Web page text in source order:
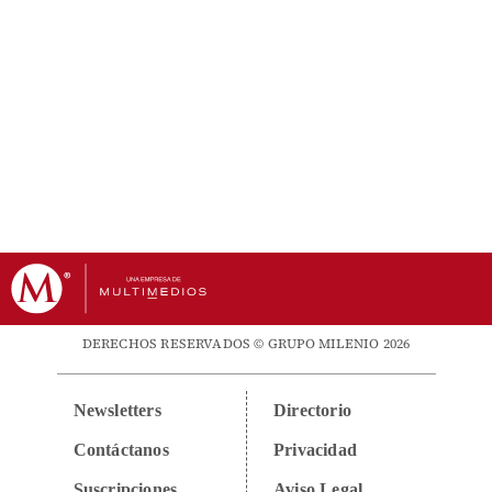
DERECHOS RESERVADOS © GRUPO MILENIO 2026
Newsletters
Contáctanos
Directorio
Privacidad